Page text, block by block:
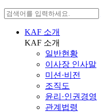
KAF 소개
KAF 소개
일반현황
이사장 인사말
미션·비전
조직도
윤리·인권경영
관계법령